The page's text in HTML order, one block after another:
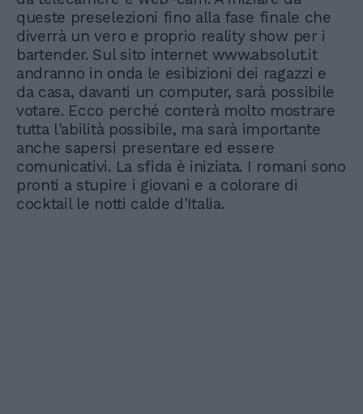
queste preselezioni fino alla fase finale che
diverrà un vero e proprio reality show per i
bartender. Sul sito internet www.absolut.it
andranno in onda le esibizioni dei ragazzi e
da casa, davanti un computer, sarà possibile
votare. Ecco perché conterà molto mostrare
tutta l'abilità possibile, ma sarà importante
anche sapersi presentare ed essere
comunicativi. La sfida è iniziata. I romani sono
pronti a stupire i giovani e a colorare di
cocktail le notti calde d'Italia.